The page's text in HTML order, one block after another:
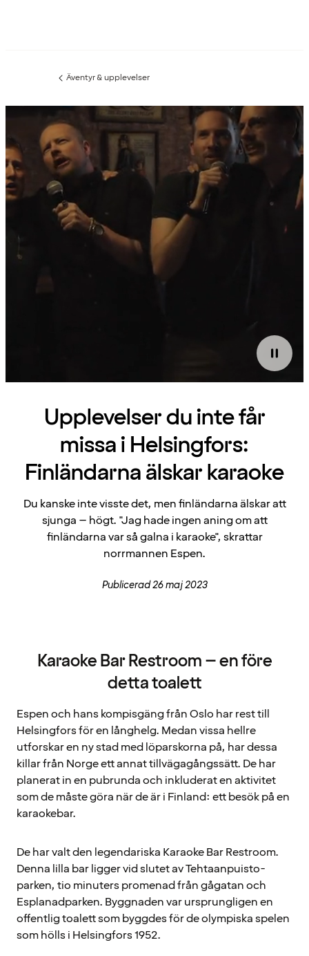
Föregående
Äventyr & upplevelser
Upplevelser du inte får
missa i Helsingfors:
Finländarna älskar karaoke
Du kanske inte visste det, men finländarna älskar att
sjunga – högt. "Jag hade ingen aning om att
finländarna var så galna i karaoke", skrattar
norrmannen Espen.
Publicerad 26 maj 2023
Karaoke Bar Restroom – en före
detta toalett
Espen och hans kompisgäng från Oslo har rest till
Helsingfors för en långhelg. Medan vissa hellre
utforskar en ny stad med löparskorna på, har dessa
killar från Norge ett annat tillvägagångssätt. De har
planerat in en pubrunda och inkluderat en aktivitet
som de måste göra när de är i Finland: ett besök på en
karaokebar.
De har valt den legendariska Karaoke Bar Restroom.
Denna lilla bar ligger vid slutet av Tehtaanpuisto-
parken, tio minuters promenad från gågatan och
Esplanadparken. Byggnaden var ursprungligen en
offentlig toalett som byggdes för de olympiska spelen
som hölls i Helsingfors 1952.